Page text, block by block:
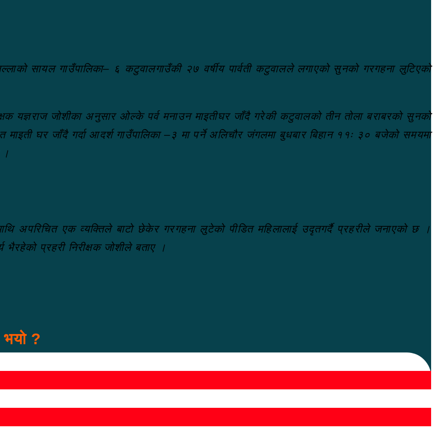
सायल गाउँपालिका– ६ कटुवालगाउँकी २७ वर्षीय पार्वती कटुवालले लगाएको सुनको गरगहना लुटिएको
यज्ञराज जोशीका अनुसार ओल्के पर्व मनाउन माइतीघर जाँदै गरेकी कटुवालको तीन तोला बराबरको सुनको
घर जाँदै गर्दा आदर्श गाउँपालिका –३ मा पर्ने अलिचौर जंगलमा बुधबार बिहान ११ः ३० बजेको समयमा
।
अपरिचित एक व्यक्तिले बाटो छेकेर गरगहना लुटेको पीडित महिलालाई उदृतगर्दै प्रहरीले जनाएको छ ।
प्रहरी निरीक्षक जोशीले बताए ।
?